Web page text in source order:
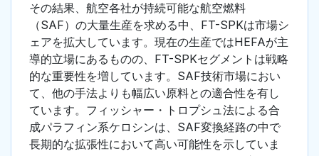
その結果、航空各社が持続可能な航空燃料
（SAF）の大量生産を求める中、FT-SPKは市場シ
ェアを拡大しています。現在の生産ではHEFAが主
導的立場にあるものの、FT-SPKセグメントは戦略
的な重要性を増しています。SAF技術市場におい
て、他の手法よりも幅広い原料との適合性を有し
ています。フィッシャー・トロプシュ法による合
成パラフィン系ケロシンは、SAF変換経路の中で
長期的な拡張性において高い可能性を示していま